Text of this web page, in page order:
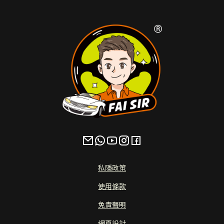
私隱政策
使用條款
免責聲明